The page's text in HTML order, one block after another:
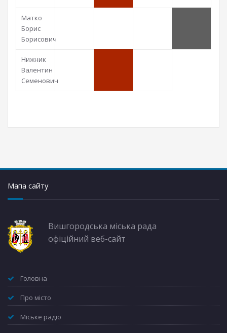
Матко
Борис
Борисович
Нижник
Валентин
Семенович
Мапа сайту
Вишгородська міська рада
офіційний веб-сайт
Головна
Про місто
Міське радіо